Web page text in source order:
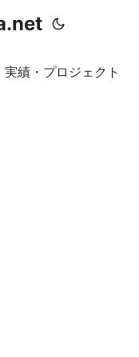
実績・プロジェクト